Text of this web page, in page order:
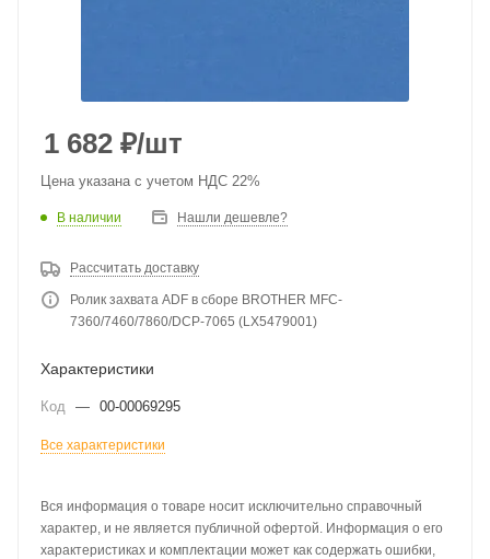
1 682 ₽/шт
Цена указана с учетом НДС 22%
В наличии Нашли дешевле?
Рассчитать доставку
Ролик захвата ADF в сборе BROTHER MFC-
7360/7460/7860/DCP-7065 (LX5479001)
Характеристики
Код — 00-00069295
Все характеристики
Вся информация о товаре носит исключительно справочный
характер, и не является публичной офертой. Информация о его
характеристиках и комплектации может как содержать ошибки,